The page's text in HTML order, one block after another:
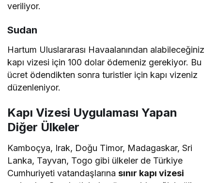
veriliyor.
Sudan
Hartum Uluslararası Havaalanından alabileceğiniz
kapı vizesi için 100 dolar ödemeniz gerekiyor. Bu
ücret ödendikten sonra turistler için kapı vizeniz
düzenleniyor.
Kapı Vizesi Uygulaması Yapan
Diğer Ülkeler
Kamboçya, Irak, Doğu Timor, Madagaskar, Sri
Lanka, Tayvan, Togo gibi ülkeler de Türkiye
Cumhuriyeti vatandaşlarınasınır kapı vizesi